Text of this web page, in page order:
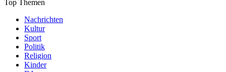
Top Themen
Nachrichten
Kultur
Sport
Politik
Religion
Kinder